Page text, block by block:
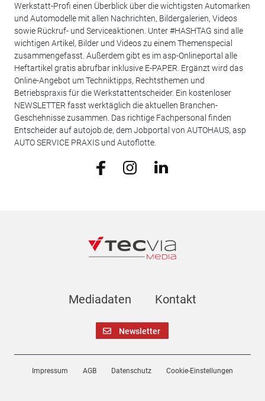
Werkstatt-Profi einen Überblick über die wichtigsten Automarken
und Automodelle mit allen Nachrichten, Bildergalerien, Videos
sowie Rückruf- und Serviceaktionen. Unter #HASHTAG sind alle
wichtigen Artikel, Bilder und Videos zu einem Themenspecial
zusammengefasst. Außerdem gibt es im asp-Onlineportal alle
Heftartikel gratis abrufbar inklusive E-PAPER. Ergänzt wird das
Online-Angebot um Techniktipps, Rechtsthemen und
Betriebspraxis für die Werkstattentscheider. Ein kostenloser
NEWSLETTER fasst werktäglich die aktuellen Branchen-
Geschehnisse zusammen. Das richtige Fachpersonal finden
Entscheider auf autojob.de, dem Jobportal von AUTOHAUS, asp
AUTO SERVICE PRAXIS und Autoflotte.
Mediadaten Kontakt
Newsletter
Impressum AGB Datenschutz Cookie-Einstellungen